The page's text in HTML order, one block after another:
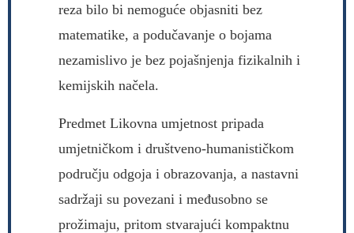
reza bilo bi nemoguće objasniti bez
matematike, a podučavanje o bojama
nezamislivo je bez pojašnjenja fizikalnih i
kemijskih načela.
Predmet Likovna umjetnost pripada
umjetničkom i društveno-humanističkom
području odgoja i obrazovanja, a nastavni
sadržaji su povezani i međusobno se
prožimaju, pritom stvarajući kompaktnu